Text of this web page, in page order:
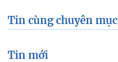
Tin cùng chuyên mục
Tin mới